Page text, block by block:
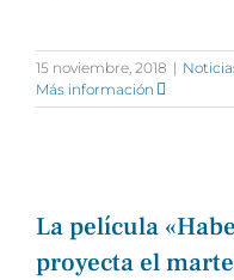
15 noviembre, 2018 |
Más información
La película
proyecta el